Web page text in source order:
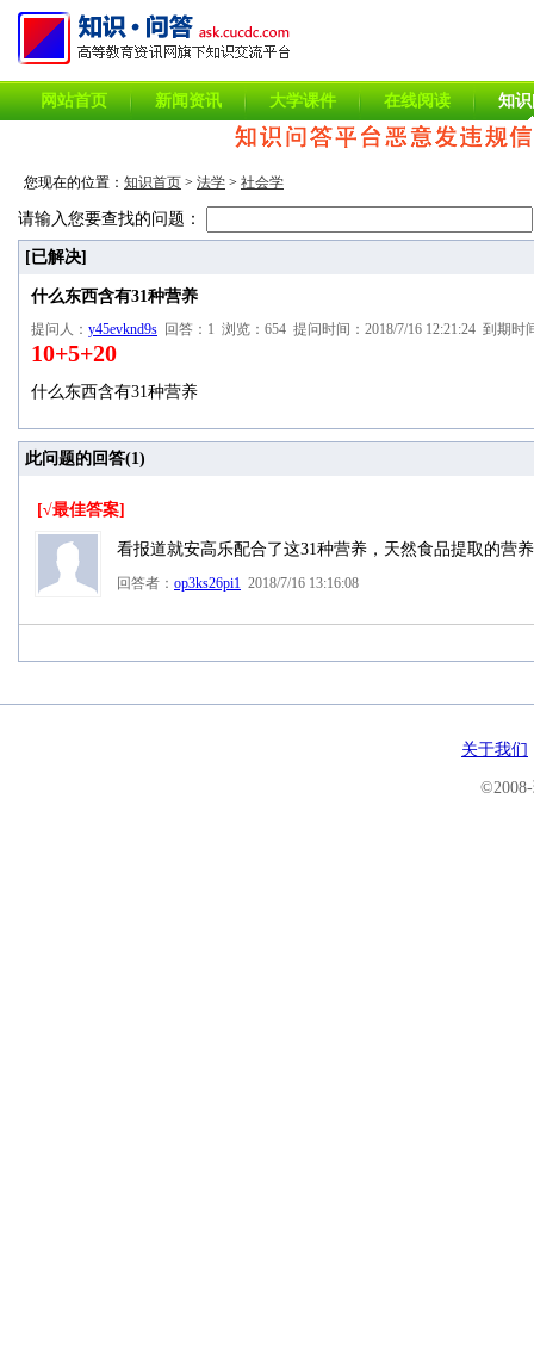
网站首页 新闻资讯 大学课件 在线阅读 知
您现在的位置： 知识首页 > 法学 > 社会学
请输入您要查找的问题：
[已解决]
什么东西含有31种营养
提问人： y45evknd9s 回答：1 浏览：654 提问时间：2018/7/16 12:21:24 到期时
10+5+20
什么东西含有31种营养
此问题的回答(1)
[√最佳答案]
看报道就安高乐配合了这31种营养，天然食品提取的营
回答者： op3ks26pi1 2018/7/16 13:16:08
关于我们